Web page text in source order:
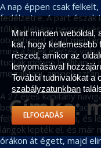
Címke:
A nap éppen csak
fedélzetre. A part észak
tőlük. Néhány perccel
objektumot az út
mire a hírek elérték
tudták időben leállítani
megállítani, aminek
A 27 éves kapitány
belecsapódott a
felfutott a zátonyra, és
lángok lepték el, és már
órákon át égett, majd
Mint minden weboldal,
kat, hogy kellemesebb
részed, amikor az
lenyomásával
További tudnivalókat a
szabályzatunkban
ELFOGADÁS